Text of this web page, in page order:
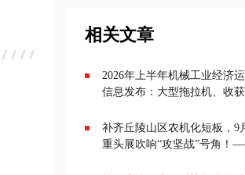
相关文章
2026年上半年机械工业经济
信息发布：大型拖拉机、收
11.5%
补齐丘陵山区农机化短板，9
重头展吹响“攻坚战”号角！